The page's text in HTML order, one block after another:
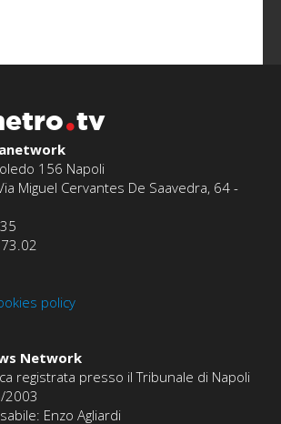
tv
156 Napoli
Miguel Cervantes De Saavedra, 64 -
policy
Network
registrata presso il Tribunale di Napoli
Enzo Agliardi